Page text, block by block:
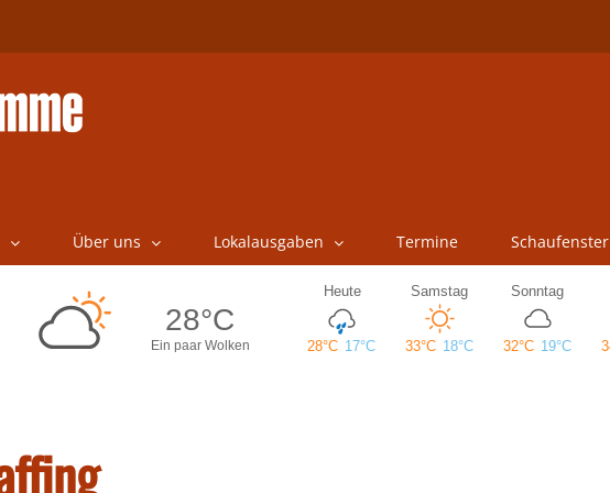
Über uns Lokalausgaben Termine Schaufenster